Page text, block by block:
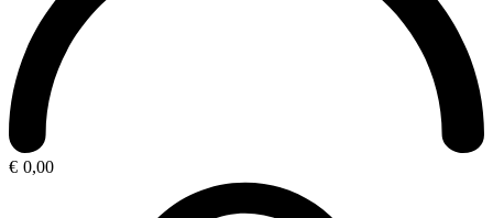
€ 0,00